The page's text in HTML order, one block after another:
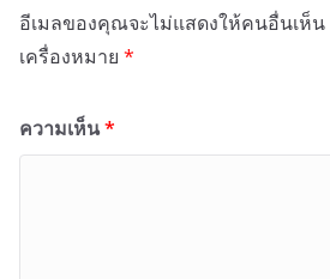
อีเมลของคุณจะไม่แสดงให้คนอื่นเห็น
เครื่องหมาย *
ความเห็น*